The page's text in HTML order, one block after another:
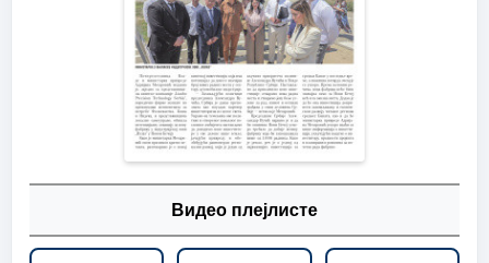
Видео плејлисте